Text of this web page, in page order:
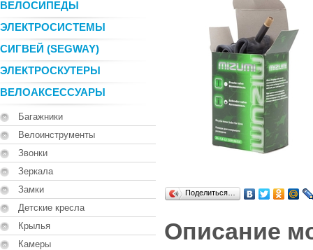
ВЕЛОСИПЕДЫ
ЭЛЕКТРОСИСТЕМЫ
СИГВЕЙ (SEGWAY)
ЭЛЕКТРОСКУТЕРЫ
ВЕЛОАКСЕССУАРЫ
Багажники
Велоинструменты
Звонки
Зеркала
Замки
Детские кресла
Крылья
Камеры
Поделиться…
Описание